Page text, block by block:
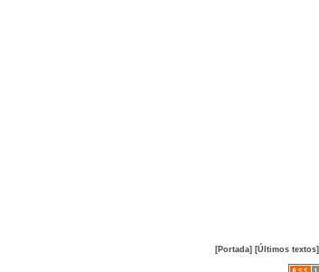
[Portada] [Últimos textos]